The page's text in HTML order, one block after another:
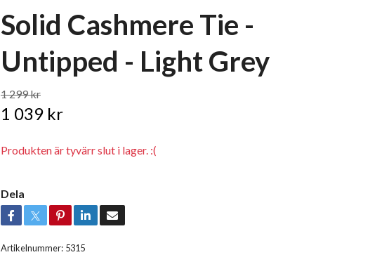
Solid Cashmere Tie -
Untipped - Light Grey
1 299 kr
1 039 kr
Produkten är tyvärr slut i lager. :(
Dela
Artikelnummer: 5315